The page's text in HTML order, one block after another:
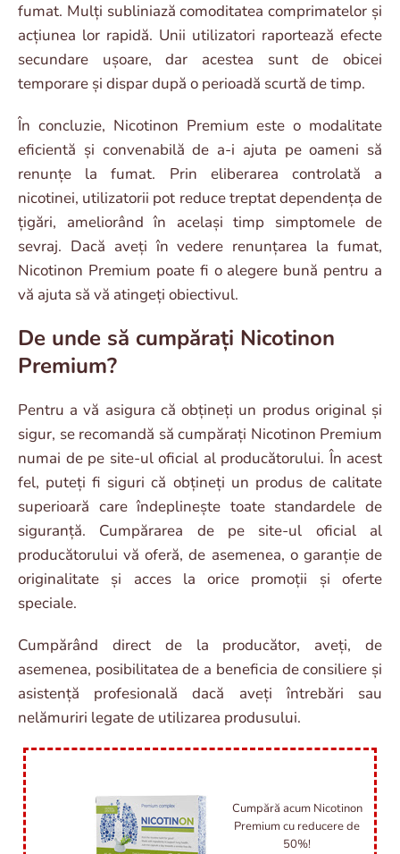
fumat. Mulți subliniază comoditatea comprimatelor și
acțiunea lor rapidă. Unii utilizatori raportează efecte
secundare ușoare, dar acestea sunt de obicei
temporare și dispar după o perioadă scurtă de timp.
În concluzie, Nicotinon Premium este o modalitate
eficientă și convenabilă de a-i ajuta pe oameni să
renunțe la fumat. Prin eliberarea controlată a
nicotinei, utilizatorii pot reduce treptat dependența de
țigări, ameliorând în același timp simptomele de
sevraj. Dacă aveți în vedere renunțarea la fumat,
Nicotinon Premium poate fi o alegere bună pentru a
vă ajuta să vă atingeți obiectivul.
De unde să cumpărați Nicotinon
Premium?
Pentru a vă asigura că obțineți un produs original și
sigur, se recomandă să cumpărați Nicotinon Premium
numai de pe site-ul oficial al producătorului. În acest
fel, puteți fi siguri că obțineți un produs de calitate
superioară care îndeplinește toate standardele de
siguranță. Cumpărarea de pe site-ul oficial al
producătorului vă oferă, de asemenea, o garanție de
originalitate și acces la orice promoții și oferte
speciale.
Cumpărând direct de la producător, aveți, de
asemenea, posibilitatea de a beneficia de consiliere și
asistență profesională dacă aveți întrebări sau
nelămuriri legate de utilizarea produsului.
Cumpără acum Nicotinon
Premium cu reducere de
50%!